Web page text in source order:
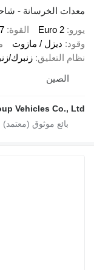
الخرسانة - شاحنة
Euro 2 القوة
247 kW (336 حصان)
ديزل / مازوت
التعليق زنبرك/زنبرك
الصين
Group Vehicles Co.,